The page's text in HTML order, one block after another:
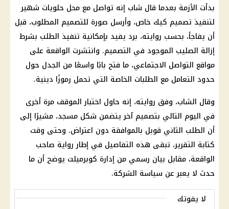
بدأت الأزمة بعدما قال شاب إنه تواصل مع محل حلويات شهير
لتنفيذ تصميم كيك خاص، وأرسل صورة للتصميم المطلوب، قبل
أن يفاجأ، بحسب روايته، برد يفيد بإمكانية تنفيذ الطلب بشرط
إزالة الصليب الموجود في التصميم. وانتشرت الواقعة على
مواقع التواصل الاجتماعي، ما فتح بابًا واسعًا من الجدل حول
حدود التعامل مع الطلبات الخاصة التي تحمل رموزًا دينية.
وقال الشاب، وفق روايته، إنه حاول اختبار الموقف مرة أخرى
في اليوم التالي بتصميم آخر يتضمن شكل مسجد، مشيرًا إلى
أن الطلب الثاني قوبل بالموافقة دون اعتراض. وحتى وقت
كتابة التقرير، تبقى هذه التفاصيل في إطار رواية صاحب
الواقعة، مقابل بيان رسمي من إدارة كوبرميلت يوضح أن ما
حدث لا يعبر عن سياسة الشركة.
لا يفوتك